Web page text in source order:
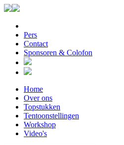
Pers
Contact
Sponsoren & Colofon
Home
Over ons
Topstukken
Tentoonstellingen
Workshop
Video's